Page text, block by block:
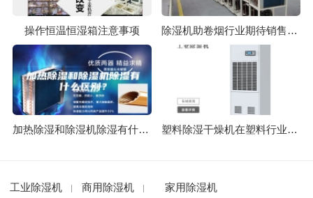
操作恒温恒湿箱注意事项 除湿机助卷烟行业期待销售旺季
加热除湿和除湿机除湿有什么区别？ 塑料除湿干燥机在塑料行业主要作用是什么？
工业除湿机 商用除湿机 家用除湿机